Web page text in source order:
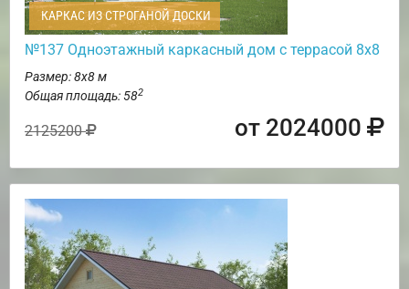
КАРКАС ИЗ СТРОГАНОЙ ДОСКИ
№137 Одноэтажный каркасный дом с террасой 8х8
Размер: 8х8 м
Общая площадь: 582
2125200 от 2024000